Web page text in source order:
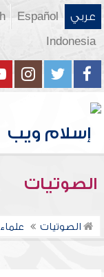
عربي Español
Indonesia
الصوتيات
الصوتيات